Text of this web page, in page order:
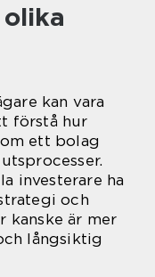
kan vara
förstå hur
ett bolag
investerare ha
och
kanske är mer
långsiktig